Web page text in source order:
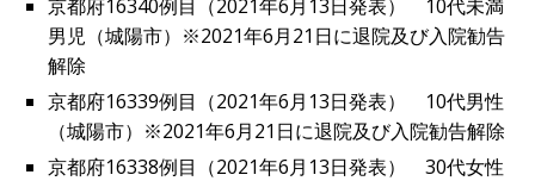
京都府16340例目（2021年6月13日発表） 10代未満
男児（城陽市）※2021年6月21日に退院及び入院勧告
解除
京都府16339例目（2021年6月13日発表） 10代男性
（城陽市）※2021年6月21日に退院及び入院勧告解除
京都府16338例目（2021年6月13日発表） 30代女性